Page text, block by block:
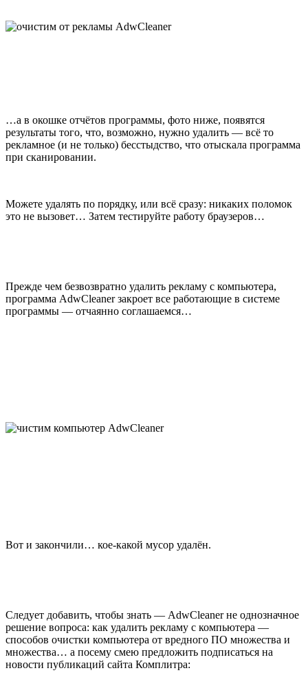
…а в окошке отчётов программы, фото ниже, появятся
результаты того, что, возможно, нужно удалить — всё то
рекламное (и не только) бесстыдство, что отыскала программа
при сканировании.
Можете удалять по порядку, или всё сразу: никаких поломок
это не вызовет… Затем тестируйте работу браузеров…
Прежде чем безвозвратно удалить рекламу с компьютера,
программа AdwCleaner закроет все работающие в системе
программы — отчаянно соглашаемся…
Вот и закончили… кое-какой мусор удалён.
Следует добавить, чтобы знать — AdwCleaner не однозначное
решение вопроса: как удалить рекламу с компьютера —
способов очистки компьютера от вредного ПО множества и
множества… а посему смею предложить подписаться на
новости публикаций сайта Комплитра: